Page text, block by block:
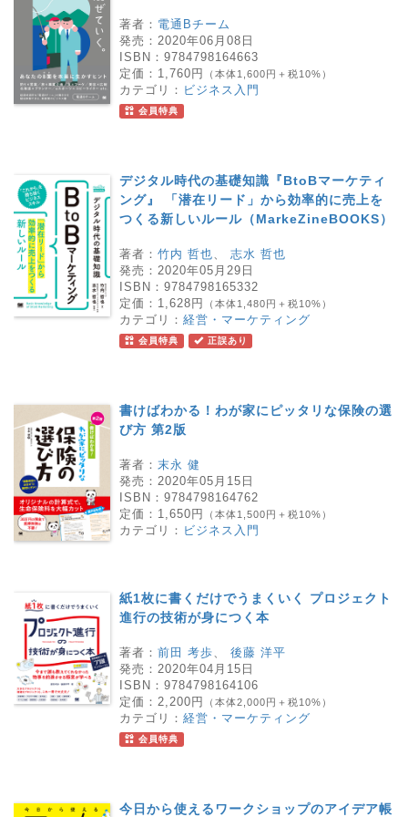
著者： 電通Bチーム
発売： 2020年06月08日
ISBN： 9784798164663
定価： 1,760円 （本体1,600円＋税10%）
カテゴリ： ビジネス入門
会員特典
デジタル時代の基礎知識『BtoBマーケティ
ング』 「潜在リード」から効率的に売上を
つくる新しいルール（MarkeZineBOOKS）
著者： 竹内 哲也
志水 哲也
発売： 2020年05月29日
ISBN： 9784798165332
定価： 1,628円 （本体1,480円＋税10%）
カテゴリ： 経営・マーケティング
会員特典 正誤あり
書けばわかる！わが家にピッタリな保険の選
び方 第2版
著者： 末永 健
発売： 2020年05月15日
ISBN： 9784798164762
定価： 1,650円 （本体1,500円＋税10%）
カテゴリ： ビジネス入門
紙1枚に書くだけでうまくいく プロジェクト
進行の技術が身につく本
著者： 前田 考歩
後藤 洋平
発売： 2020年04月15日
ISBN： 9784798164106
定価： 2,200円 （本体2,000円＋税10%）
カテゴリ： 経営・マーケティング
会員特典
今日から使えるワークショップのアイデア帳